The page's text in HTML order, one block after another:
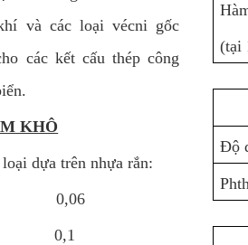
và các loại vécni gốc
các kết cấu thép công
KHÔ
dựa trên nhựa rắn:
0,06
0,1
(tại
Độ